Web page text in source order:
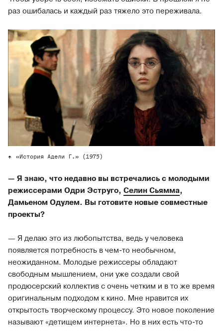
раз ошибалась и каждый раз тяжело это переживала.
«История Адели Г.» (1975)
— Я знаю, что недавно вы встречались с молодыми
режиссерами Одри Эструго, Селин Сьямма,
Дамьеном Одулем. Вы готовите новые совместные
проекты?
— Я делаю это из любопытства, ведь у человека
появляется потребность в чем-то необычном,
неожиданном. Молодые режиссеры обладают
свободным мышлением, они уже создали свой
продюсерский коллектив с очень четким и в то же время
оригинальным подходом к кино. Мне нравится их
открытость творческому процессу. Это новое поколение
называют «детищем интернета». Но в них есть что-то